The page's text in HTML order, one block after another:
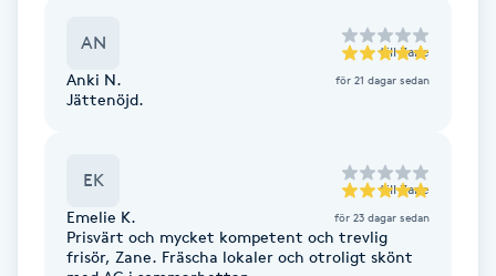
Gellack med förstärkning
Gruppträning
AN till Zane
Anki N. för 21 dagar sedan
Jättenöjd.
EK till Zane
Emelie K. för 23 dagar sedan
Prisvärt och mycket kompetent och trevlig
frisör, Zane. Fräscha lokaler och otroligt skönt